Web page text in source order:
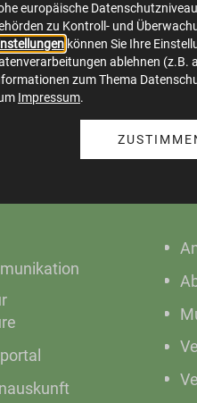
europäische
zu Kontroll- und
können Sie Ihre
ablehnen (z.B.
zum Thema
Impressum.